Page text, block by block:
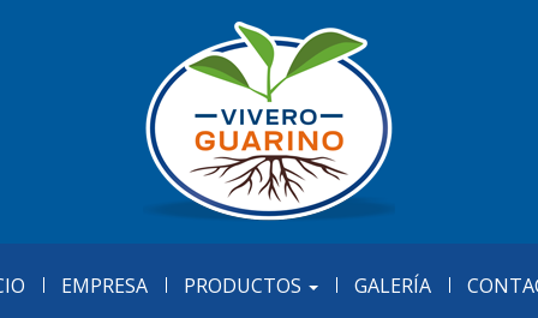
EMPRESA PRODUCTOS GALERÍA